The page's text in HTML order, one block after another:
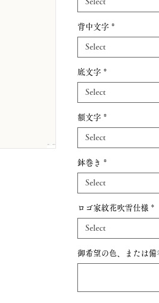
背中文字 *
Select
底文字 *
Select
額文字 *
Select
鉢巻き *
Select
ロゴ家紋花吹雪仕様 *
Select
御希望の色、または備